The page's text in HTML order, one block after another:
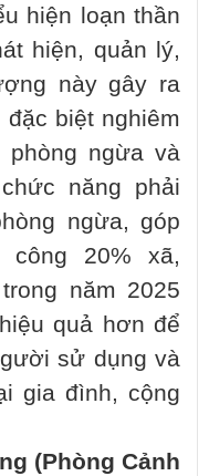
hiện loạn thần
hiện, quản lý,
này gây ra
biệt nghiêm
ngừa và
năng phải
ngừa, góp
công 20% xã,
năm 2025
quả hơn để
sử dụng và
gia đình, cộng
(Phòng Cảnh